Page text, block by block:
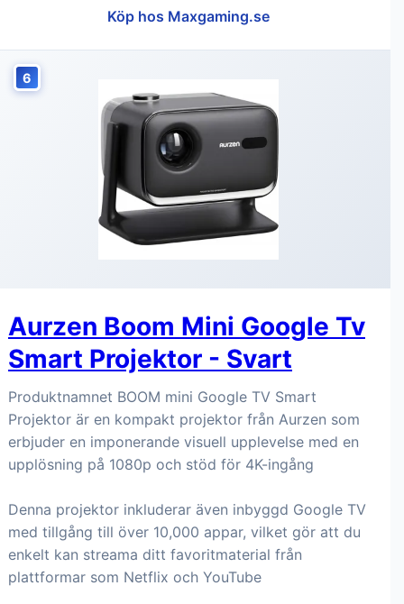
Köp hos Maxgaming.se
6
Aurzen Boom Mini Google Tv
Smart Projektor - Svart
Produktnamnet BOOM mini Google TV Smart
Projektor är en kompakt projektor från Aurzen som
erbjuder en imponerande visuell upplevelse med en
upplösning på 1080p och stöd för 4K-ingång
Denna projektor inkluderar även inbyggd Google TV
med tillgång till över 10,000 appar, vilket gör att du
enkelt kan streama ditt favoritmaterial från
plattformar som Netflix och YouTube